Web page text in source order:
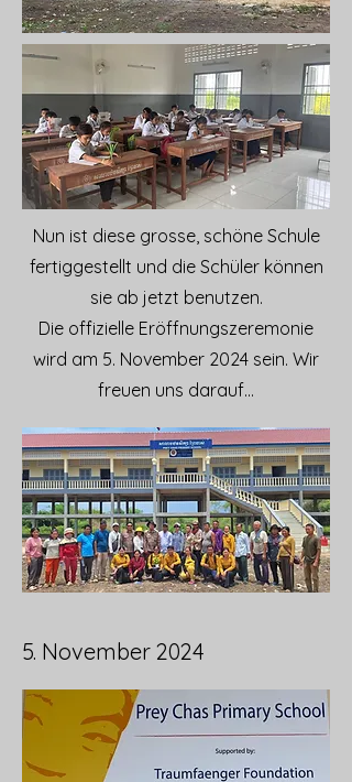
Nun ist diese grosse, schöne Schule
fertiggestellt und die Schüler können
sie ab jetzt benutzen.
Die offizielle Eröffnungszeremonie
wird am 5. November 2024 sein. Wir
freuen uns darauf...
5. November 2024